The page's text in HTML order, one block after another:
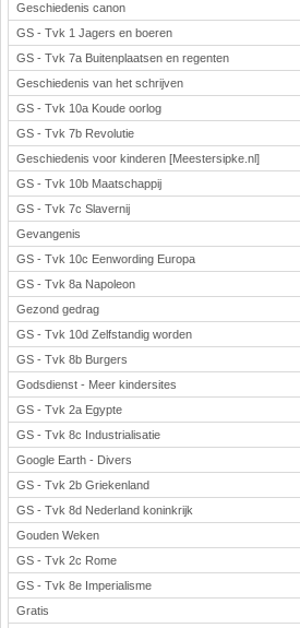
Geschiedenis canon
GS - Tvk 1 Jagers en boeren
GS - Tvk 7a Buitenplaatsen en regenten
Geschiedenis van het schrijven
GS - Tvk 10a Koude oorlog
GS - Tvk 7b Revolutie
Geschiedenis voor kinderen [Meestersipke.nl]
GS - Tvk 10b Maatschappij
GS - Tvk 7c Slavernij
Gevangenis
GS - Tvk 10c Eenwording Europa
GS - Tvk 8a Napoleon
Gezond gedrag
GS - Tvk 10d Zelfstandig worden
GS - Tvk 8b Burgers
Godsdienst - Meer kindersites
GS - Tvk 2a Egypte
GS - Tvk 8c Industrialisatie
Google Earth - Divers
GS - Tvk 2b Griekenland
GS - Tvk 8d Nederland koninkrijk
Gouden Weken
GS - Tvk 2c Rome
GS - Tvk 8e Imperialisme
Gratis